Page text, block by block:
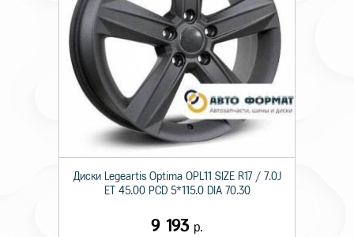
Диски Legeartis Optima OPL11 SIZE R17 / 7.0J
ET 45.00 PCD 5*115.0 DIA 70.30
9 193 р.